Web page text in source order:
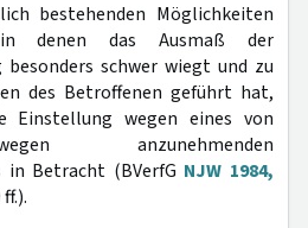
bestehenden Möglichkeiten
denen das Ausmaß der
besonders schwer wiegt und zu
des Betroffenen geführt hat,
Einstellung wegen eines von
anzunehmenden
in Betracht (BVerfG NJW 1984,